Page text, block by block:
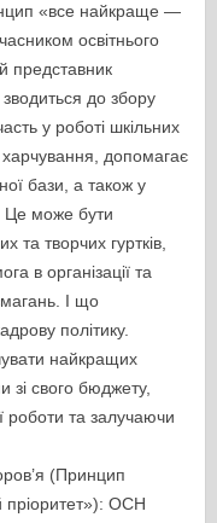
«все найкраще —
освітнього
представник
зводиться до збору
у роботі шкільних
харчування, допомагає
бази, а також у
Це може бути
та творчих гуртків,
в організації та
І що
політику.
найкращих
зі свого бюджету,
роботи та залучаючи
(Принцип
пріоритет»): ОСН